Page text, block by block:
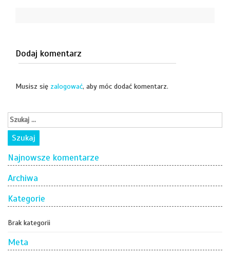
Dodaj komentarz
Musisz się zalogować, aby móc dodać komentarz.
Najnowsze komentarze
Archiwa
Kategorie
Brak kategorii
Meta